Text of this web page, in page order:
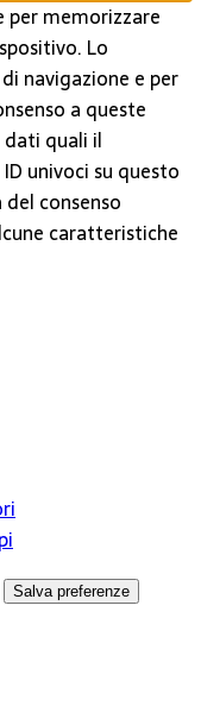
memorizzare
Lo
navigazione e per
a queste
quali il
univoci su questo
consenso
caratteristiche
Salva preferenze